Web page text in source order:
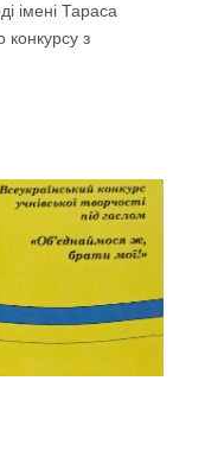
імені Тараса
з